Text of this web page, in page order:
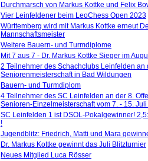
Durchmarsch von Markus Kottke und Felix
Vier Leinfeldener beim LeoChess Open 2023
Württemberg wird mit Markus Kottke erneut
Mannschaftsmeister
Weitere Bauern- und Turmdiplome
Mit 7 aus 7 - Dr. Markus Kottke Sieger im
2 Teilnehmer des Schachclubs Leinfelden an
Seniorenmeisterschaft in Bad Wildungen
Bauern- und Turmdiplom
4 Teilnehmer des SC Leinfelden an der 8.
Senioren-Einzelmeisterschaft vom 7. - 15.
SC Leinfelden 1 ist DSOL-Pokalgewinner!
!
Jugendblitz: Friedrich, Matti und Mara
Dr. Markus Kottke gewinnt das Juli Blitzturnier
Neues Mitglied Luca Rösser